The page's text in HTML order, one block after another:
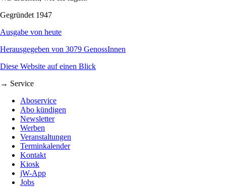
Gegründet 1947
Ausgabe von heute
Herausgegeben von 3079 GenossInnen
Diese Website auf einen Blick
→ Service
Aboservice
Abo kündigen
Newsletter
Werben
Veranstaltungen
Terminkalender
Kontakt
Kiosk
jW-App
Jobs